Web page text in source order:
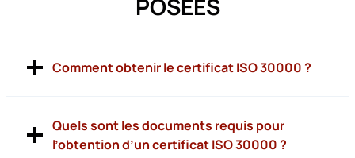
POSÉES
Comment obtenir le certificat ISO 30000 ?
Quels sont les documents requis pour
l’obtention d’un certificat ISO 30000 ?